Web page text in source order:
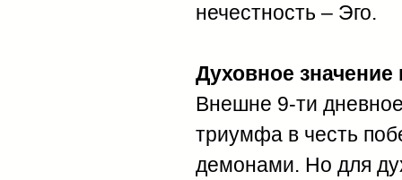
нечестность – Эго.
Духовное значение
Внешне 9-ти
триумфа в честь
демонами. Но для